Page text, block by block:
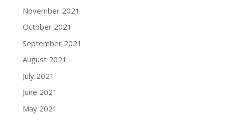
November 2021
October 2021
September 2021
August 2021
July 2021
June 2021
May 2021